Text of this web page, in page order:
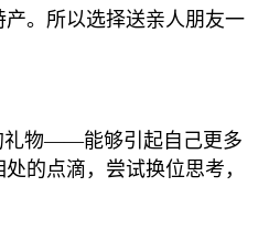
。所以选择送亲人朋友一
礼物——能够引起自己更多
的点滴，尝试换位思考，